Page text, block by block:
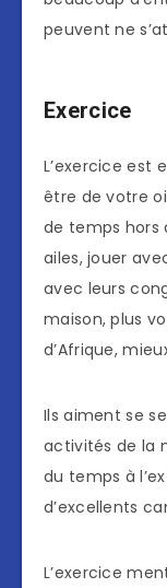
peuvent ne
Exercice
L’exercice est
être de votre
de temps hors
ailes, jouer
avec leurs
maison, plus
d’Afrique,
Ils aiment se
activités de la
du temps à
d’excellents
L’exercice